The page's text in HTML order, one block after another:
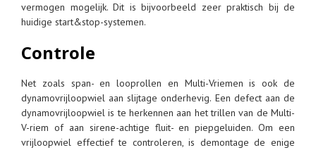
vermogen mogelijk. Dit is bijvoorbeeld zeer praktisch bij de
huidige start&stop-systemen.
Controle
Net zoals span- en looprollen en Multi-Vriemen is ook de
dynamovrijloopwiel aan slijtage onderhevig. Een defect aan de
dynamovrijloopwiel is te herkennen aan het trillen van de Multi-
V-riem of aan sirene-achtige fluit- en piepgeluiden. Om een
vrijloopwiel effectief te controleren, is demontage de enige